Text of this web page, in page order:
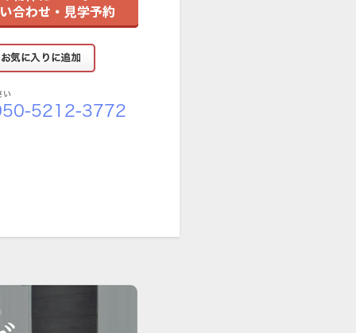
い
5212-3772